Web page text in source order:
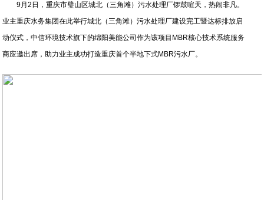
9月2日，重庆市璧山区城北（三角滩）污水处理厂锣鼓喧天，热闹非凡。
业主重庆水务集团在此举行城北（三角滩）污水处理厂建设完工暨达标排放启
动仪式，中信环境技术旗下的绵阳美能公司作为该项目MBR核心技术系统服务
商应邀出席，助力业主成功打造重庆首个半地下式MBR污水厂。